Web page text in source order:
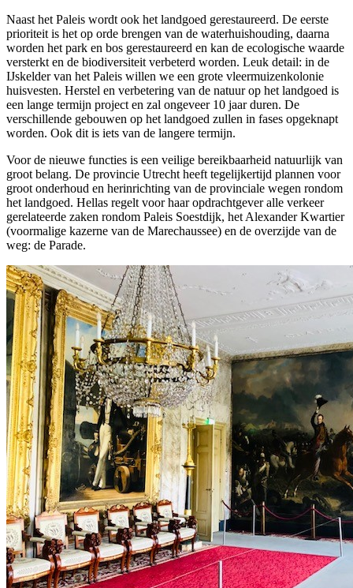
Naast het Paleis wordt ook het landgoed gerestaureerd. De eerste
prioriteit is het op orde brengen van de waterhuishouding, daarna
worden het park en bos gerestaureerd en kan de ecologische waarde
versterkt en de biodiversiteit verbeterd worden. Leuk detail: in de
IJskelder van het Paleis willen we een grote vleermuizenkolonie
huisvesten. Herstel en verbetering van de natuur op het landgoed is
een lange termijn project en zal ongeveer 10 jaar duren. De
verschillende gebouwen op het landgoed zullen in fases opgeknapt
worden. Ook dit is iets van de langere termijn.
Voor de nieuwe functies is een veilige bereikbaarheid natuurlijk van
groot belang. De provincie Utrecht heeft tegelijkertijd plannen voor
groot onderhoud en herinrichting van de provinciale wegen rondom
het landgoed. Hellas regelt voor haar opdrachtgever alle verkeer
gerelateerde zaken rondom Paleis Soestdijk, het Alexander Kwartier
(voormalige kazerne van de Marechaussee) en de overzijde van de
weg: de Parade.